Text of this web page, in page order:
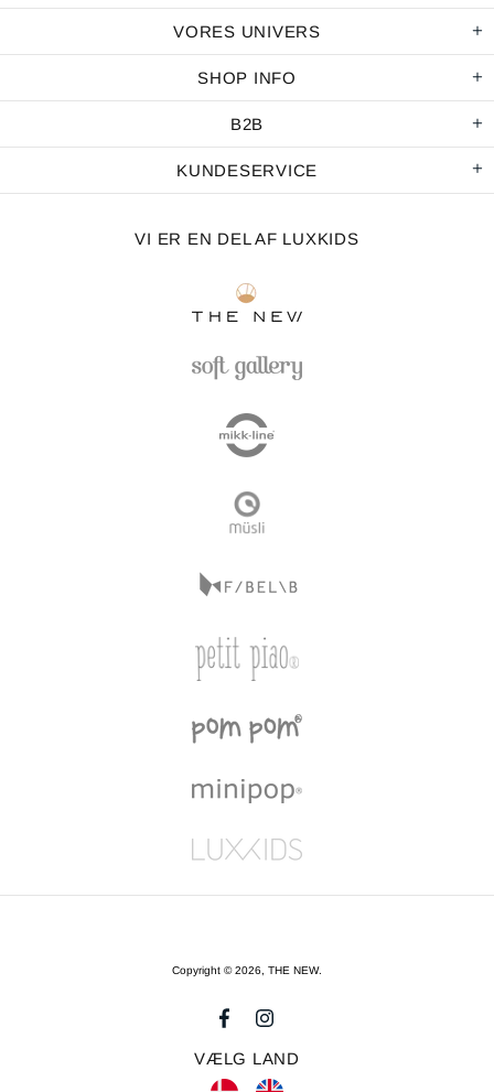
VORES UNIVERS
SHOP INFO
B2B
KUNDESERVICE
VI ER EN DEL AF LUXKIDS
Copyright © 2026, THE NEW.
VÆLG LAND